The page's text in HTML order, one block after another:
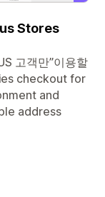
Stores
고객만”이용할
checkout for
and
address